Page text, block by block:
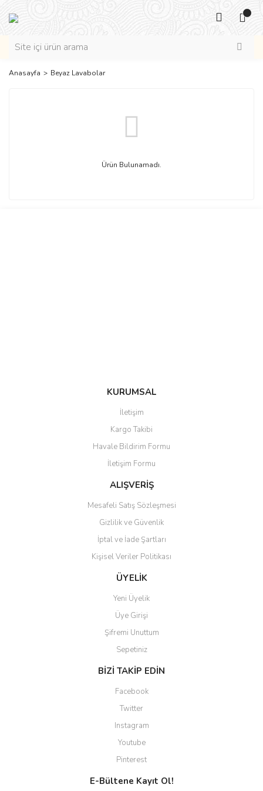
Anasayfa Beyaz Lavabolar
Ürün Bulunamadı.
KURUMSAL
İletişim
Kargo Takibi
Havale Bildirim Formu
İletişim Formu
ALIŞVERİŞ
Mesafeli Satış Sözleşmesi
Gizlilik ve Güvenlik
İptal ve İade Şartları
Kişisel Veriler Politikası
ÜYELİK
Yeni Üyelik
Üye Girişi
Şifremi Unuttum
Sepetiniz
BİZİ TAKİP EDİN
Facebook
Twitter
Instagram
Youtube
Pinterest
E-Bültene Kayıt Ol!